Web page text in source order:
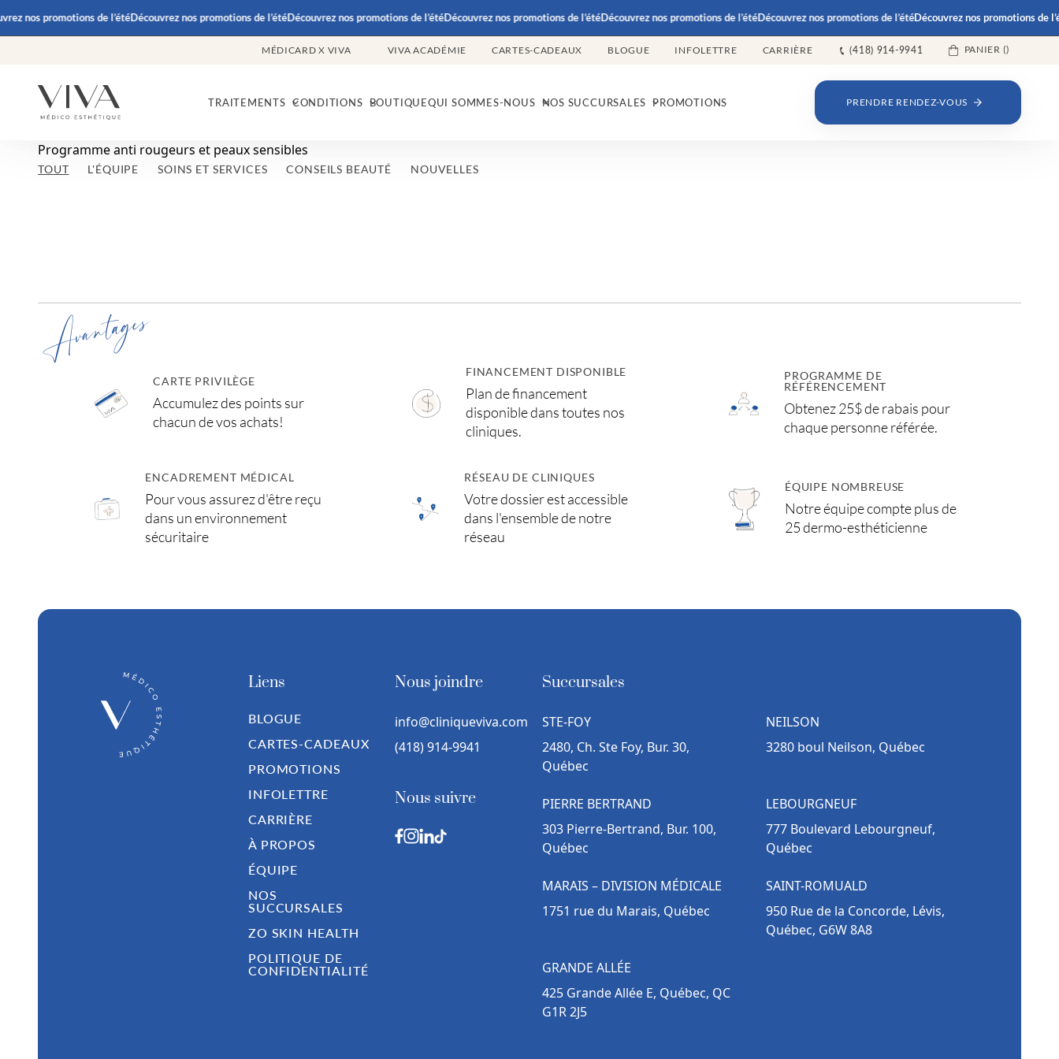
nos promotions de l’étéDécouvrez nos promotions de l’étéDécouvrez nos promotions de l’étéDécouvrez nos promotions de l’étéDécouvrez nos promotions de l’étéDécouvrez nos promotions de l’étéDécouvrez nos promotions de
MÉDICARD X VIVA VIVA ACADÉMIE CARTES-CADEAUX BLOGUE INFOLETTRE CARRIÈRE (418) 914-9941 PANIER ()
TRAITEMENTS CONDITIONS BOUTIQUEQUI SOMMES-NOUS NOS SUCCURSALES PROMOTIONS PRENDRE RENDEZ-VOUS
Programme anti rougeurs et peaux sensibles
TOUT L'ÉQUIPE SOINS ET SERVICES CONSEILS BEAUTÉ NOUVELLES
Avantages
CARTE PRIVILÈGE
Accumulez des points sur
chacun de vos achats!
FINANCEMENT DISPONIBLE
Plan de financement
disponible dans toutes nos
cliniques.
PROGRAMME DE
RÉFÉRENCEMENT
Obtenez 25$ de rabais pour
chaque personne référée.
ENCADREMENT MÉDICAL
Pour vous assurez d'être reçu
dans un environnement
sécuritaire
RÉSEAU DE CLINIQUES
Votre dossier est accessible
dans l'ensemble de notre
réseau
ÉQUIPE NOMBREUSE
Notre équipe compte plus de
25 dermo-esthéticienne
Succursales
STE-FOY
2480, Ch. Ste Foy, Bur. 30,
Québec
NEILSON
3280 boul Neilson, Québec
PIERRE BERTRAND
303 Pierre-Bertrand, Bur. 100,
Québec
LEBOURGNEUF
777 Boulevard Lebourgneuf,
Québec
MARAIS – DIVISION MÉDICALE
1751 rue du Marais, Québec
SAINT-ROMUALD
950 Rue de la Concorde, Lévis,
Québec, G6W 8A8
GRANDE ALLÉE
425 Grande Allée E, Québec, QC
G1R 2J5
Liens
BLOGUE
CARTES-CADEAUX
PROMOTIONS
INFOLETTRE
CARRIÈRE
À PROPOS
ÉQUIPE
NOS
SUCCURSALES
ZO SKIN HEALTH
POLITIQUE DE
CONFIDENTIALITÉ
Nous joindre
info@cliniqueviva.com
(418) 914-9941
Nous suivre